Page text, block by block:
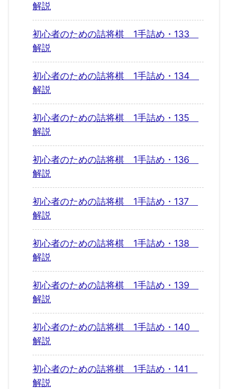
解説
初心者のための詰将棋 1手詰め・133
解説
初心者のための詰将棋 1手詰め・134
解説
初心者のための詰将棋 1手詰め・135
解説
初心者のための詰将棋 1手詰め・136
解説
初心者のための詰将棋 1手詰め・137
解説
初心者のための詰将棋 1手詰め・138
解説
初心者のための詰将棋 1手詰め・139
解説
初心者のための詰将棋 1手詰め・140
解説
初心者のための詰将棋 1手詰め・141
解説